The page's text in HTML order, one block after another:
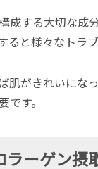
成する大切な成
と様々なトラ
肌がきれいにな
す。
ーゲン摂